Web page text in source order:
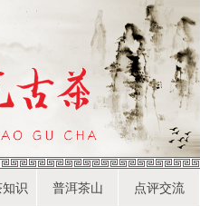
识 普洱茶山 点评交流